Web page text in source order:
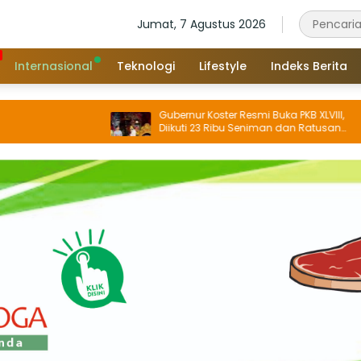
Jumat, 7 Agustus 2026
Internasional Teknologi Lifestyle Indeks Berita
Gubernur Koster Resmi Buka PKB XLVIII,
Diikuti 23 Ribu Seniman dan Ratusan
Sekaa, IKM/UMKM Digratiskan